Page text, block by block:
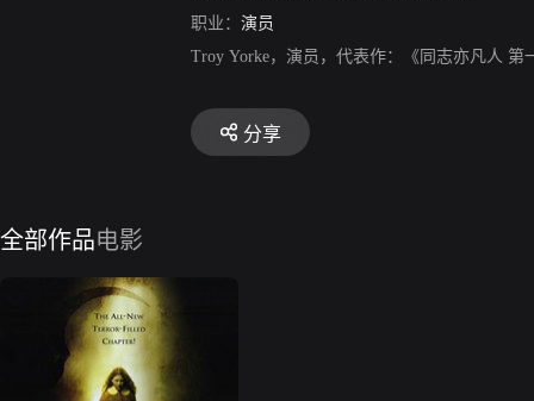
职业： 演员
Troy Yorke，演员，代表作：《同志亦凡人
分享
全部作品电影